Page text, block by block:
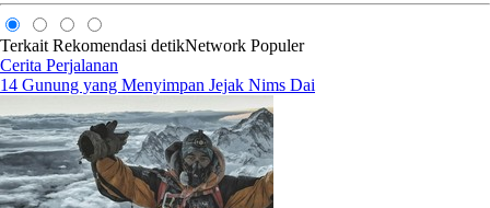
Terkait Rekomendasi detikNetwork Populer
Cerita Perjalanan
14 Gunung yang Menyimpan Jejak Nims Dai